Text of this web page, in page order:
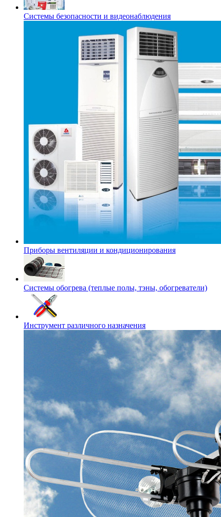
Системы безопасности и видеонаблюдения
Приборы вентиляции и кондиционирования
Системы обогрева (теплые полы, тэны, обогреватели)
Инструмент различного назначения